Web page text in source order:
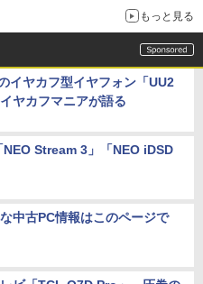
もっと見る
イヤカフ型イヤフォン「UU2
ヤカフマニアが語る
Stream 3」「NEO iDSD
中古PC情報はこのページで